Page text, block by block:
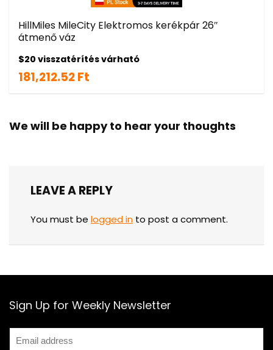
HillMiles MileCity Elektromos kerékpár 26″
átmenő váz
$20 visszatérítés várható
181,212.52 Ft
We will be happy to hear your thoughts
LEAVE A REPLY
You must be logged in to post a comment.
Sign Up for Weekly Newsletter